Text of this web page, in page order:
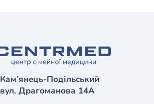
Кам’янець-Подільський
вул. Драгоманова 14А